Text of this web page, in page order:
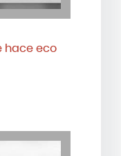
hace eco